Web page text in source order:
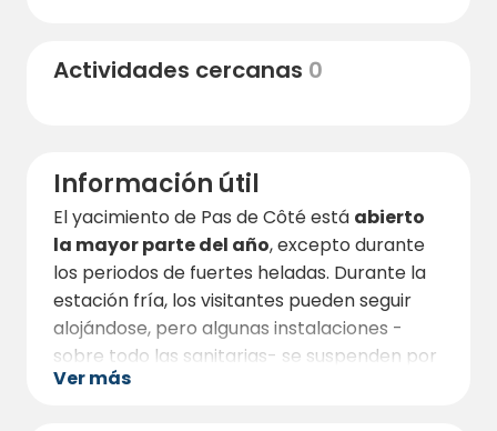
estarán encantados con las legendarias
restaurantes, mercados locales, bares y
tiendaspara mejorar su estancia. En
invierno, hay variasestaciones de esquía
poca distancia para un día de esquí o
raquetas de nieve.
Actividades cercanas 0
Información útil
El yacimiento de Pas de Côté está abierto
la mayor parte del año, excepto durante
los periodos de fuertes heladas. Durante la
estación fría, los visitantes pueden seguir
alojándose, pero algunas instalaciones -
sobre todo las sanitarias- se suspenden por
razones técnicas relacionadas con las
Ver más